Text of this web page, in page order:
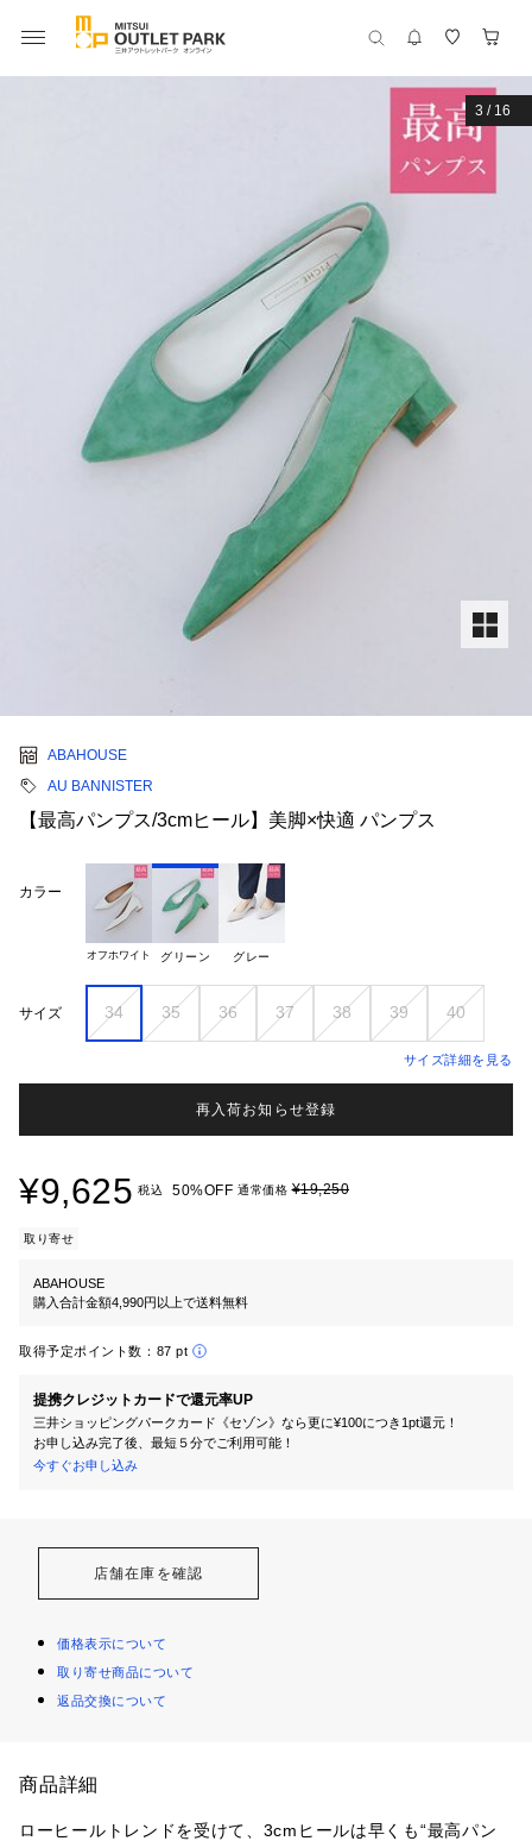
3 / 16
ABAHOUSE
AU BANNISTER
【最高パンプス/3cmヒール】美脚×快適 パンプス
カラー
オフホワイト グリーン グレー
サイズ 34 35 36 37 38 39 40
サイズ詳細を見る
再入荷お知らせ登録
¥9,625 税込 50%OFF 通常価格¥19,250
取り寄せ
ABAHOUSE
購入合計金額4,990円以上で送料無料
取得予定ポイント数： 87 pt
提携クレジットカードで還元率UP
三井ショッピングパークカード《セゾン》なら更に¥100につき1pt還元！
お申し込み完了後、最短５分でご利用可能！
今すぐお申し込み
店舗在庫を確認
価格表示について
取り寄せ商品について
返品交換について
商品詳細
ローヒールトレンドを受けて、3cmヒールは早くも“最高パン